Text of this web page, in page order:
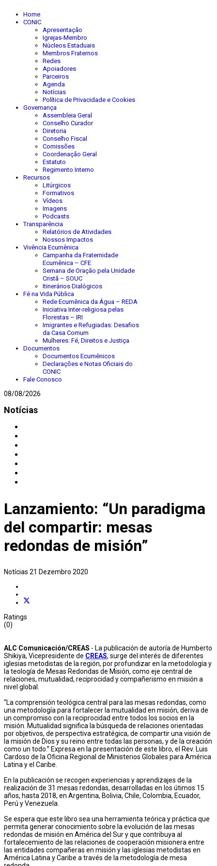
Home
CONIC
Apresentação
Igrejas-Membro
Núcleos Estaduais
Membros Fraternos
Redes
Apoiadores
Parceiros
Agenda
Notícias
Política de Privacidade e Cookies
Governança
Assembleia Geral
Conselho Curador
Diretoria
Conselho Fiscal
Comissões
Coordenação Geral
Estatuto
Regimento Interno
Recursos
Litúrgicos
Formativos
Vídeos
Imagens
Podcasts
Transparência
Relatórios de Atividades
Nossos Impactos
Vivência Ecumênica
Campanha da Fraternidade
Ecumênica – CFE
Semana de Oração pela Unidade
Cristã – SOUC
Itinerários Dialógicos
Fé na Vida Pública
Rede Ecumênica da Água – REDA
Iniciativa Inter-religiosa pelas
Florestas – IRI
Imigrantes e Refugiadas: Desafios
da Casa Comum
Mulheres: Fé, Direitos e Justiça
Documentos
Documentos Ecumênicos
Declarações e Notas Oficiais do
CONIC
Fale Conosco
08/08/2026
Notícias
Lanzamiento: “Un paradigma
del compartir: mesas
redondas de misión”
Notícias 21 Dezembro 2020
Ratings
(0)
ALC Comunicación/CREAS - La publicación de autoría de Humberto
Shikiya, Vicepresidente de CREAS, surge del interés de diferentes
iglesias metodistas de la región, por profundizar en la metodología y
la teología de Mesas Redondas de Misión, como eje central de
relaciones, mutualidad, reciprocidad y compañerismo en misión a
nivel global.
“La comprensión teológica central para las mesas redondas, como
una metodología para fortalecer la mutualidad en misión, deriva de
un compromiso con la reciprocidad entre todos los socios en la
misión. Mutualidad significa la búsqueda de relaciones orientadas
por objetivos, de perspectiva estratégica, de compartir una visión de
la misión de Dios y su reino entre todas las personas, y de la creación
como un todo.” Expresa en la presentación de este libro, el Rev. Luis
Cardoso de la Oficina Regional de Ministerios Globales para América
Latina y el Caribe.
En la publicación se recogen experiencias y aprendizajes de la
realización de 31 mesas redondas, desarrolladas en los útimos 15
años, hasta 2018, en Argentina, Bolivia, Chile, Colombia, Ecuador,
Perú y Venezuela.
Se espera que este libro sea una herramienta teórica y práctica que
permita generar conocimiento sobre la evolución de las mesas
redondas de misión en América del Sur y que contribuya al
fortalecemiento de las relaciones de cooperación misionera entre
las entidades compañeras en misión y las iglesias metodistas en
América Latina y Caribe a través de la metodología de mesa